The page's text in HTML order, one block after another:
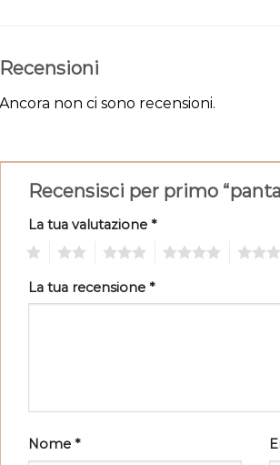
Recensioni
Ancora non ci sono recensioni.
Recensisci per primo
La tua valutazione*
La tua recensione*
Nome*